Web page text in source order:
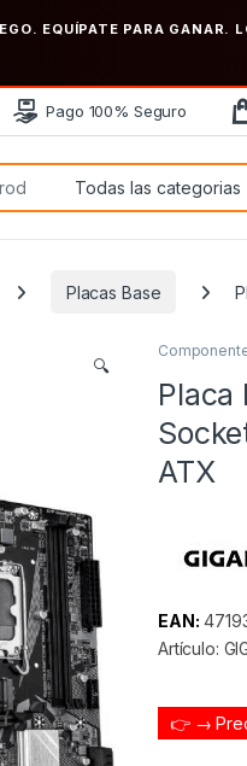
EQUÍPATE PARA GANAR.
Pago 100% Seguro
Placas Base
🔍
Placa
ATX
EAN:
Artículo:
👉 →